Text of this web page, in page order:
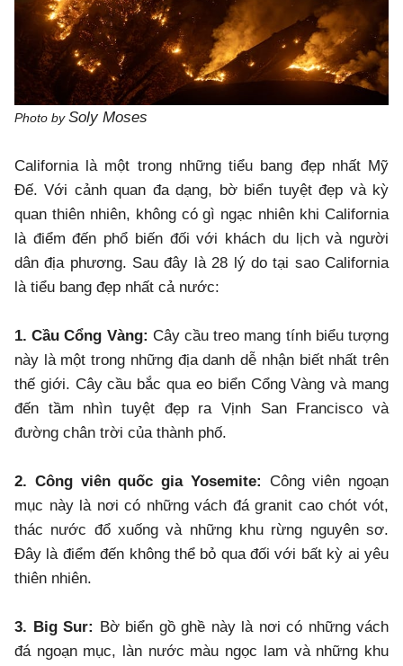
Photo bySoly Moses
California là một trong những tiểu bang đẹp nhất Mỹ
Đế. Với cảnh quan đa dạng, bờ biển tuyệt đẹp và kỳ
quan thiên nhiên, không có gì ngạc nhiên khi California
là điểm đến phổ biến đối với khách du lịch và người
dân địa phương. Sau đây là 28 lý do tại sao California
là tiểu bang đẹp nhất cả nước:
1. Cầu Cổng Vàng: Cây cầu treo mang tính biểu tượng
này là một trong những địa danh dễ nhận biết nhất trên
thế giới. Cây cầu bắc qua eo biển Cổng Vàng và mang
đến tầm nhìn tuyệt đẹp ra Vịnh San Francisco và
đường chân trời của thành phố.
2. Công viên quốc gia Yosemite: Công viên ngoạn
mục này là nơi có những vách đá granit cao chót vót,
thác nước đổ xuống và những khu rừng nguyên sơ.
Đây là điểm đến không thể bỏ qua đối với bất kỳ ai yêu
thiên nhiên.
3. Big Sur: Bờ biển gồ ghề này là nơi có những vách
đá ngoạn mục, làn nước màu ngọc lam và những khu